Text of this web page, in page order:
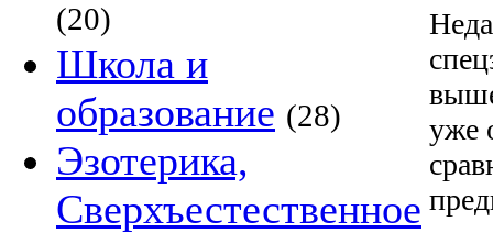
(20)
Школа и
образование (28)
Эзотерика,
Сверхъестественное
уже